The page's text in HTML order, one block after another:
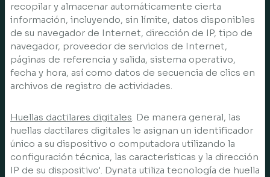
recopilar y almacenar automáticamente cierta
información, incluyendo, sin límite, datos disponibles
de su navegador de Internet, dirección de IP, tipo de
navegador, proveedor de servicios de Internet,
páginas de referencia y salida, sistema operativo,
fecha y hora, así como datos de secuencia de clics en
archivos de registro de actividades.
Huellas dactilares digitales. De manera general, las
huellas dactilares digitales le asignan un identificador
único a su dispositivo o computadora utilizando la
configuración técnica, las características y la dirección
IP de su dispositivo'. Dynata utiliza tecnología de huella